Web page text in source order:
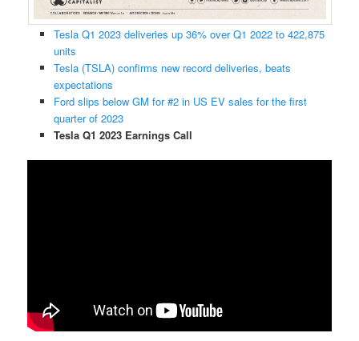
Tesla Q1 2023 deliveries up 36% over Q1 2022 to 422,875
units
Tesla (TSLA) confirms new record deliveries, beats
expectations
Ford slips below GM for #2 in US EV sales for the first
quarter of 2023
Tesla Q1 2023 Earnings Call